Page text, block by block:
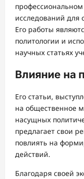
исследований для
Его работы
политологии и
научных статьях
Влияние на
Его статьи,
на общественное
насущных
предлагает свои
повлиять на
действий.
Благодаря своей